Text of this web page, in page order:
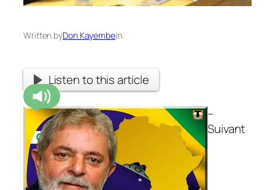
Written byDon Kayembein
Listen to this article
–
Suivant